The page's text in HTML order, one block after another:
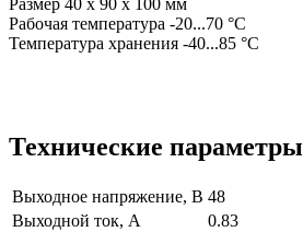
Размер 40 x 90 x 100 мм
Рабочая температура -20...70 °C
Температура хранения -40...85 °C
Технические параметры
Выходное напряжение, В 48
Выходной ток, А
0.83